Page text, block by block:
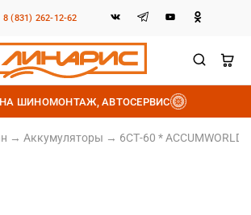
8 (831) 262-12-62
ШИНОМОНТАЖ, АВТОСЕРВИС
→ Аккумуляторы → 6СТ-60 *